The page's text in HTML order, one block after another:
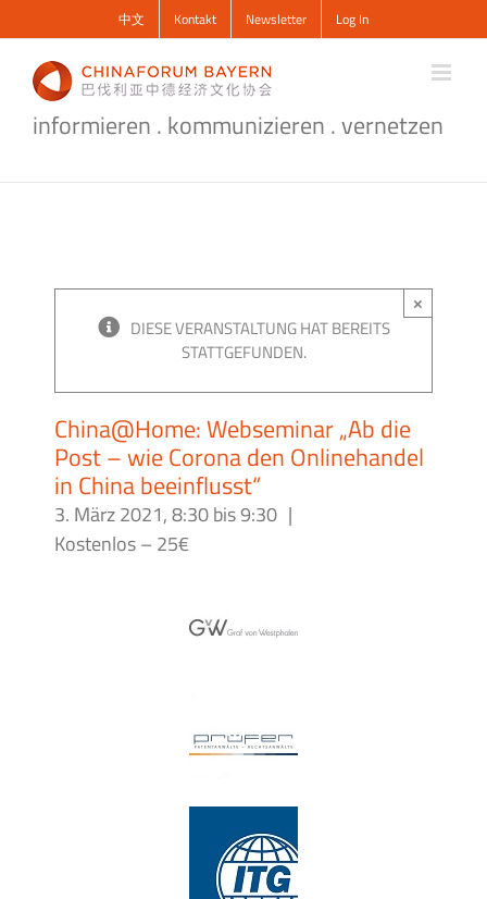
Inhalt
springen
中文 Kontakt Newsletter Log In
informieren . kommunizieren . vernetzen
×
DIESE VERANSTALTUNG HAT BEREITS
STATTGEFUNDEN.
China@Home: Webseminar „Ab die
Post – wie Corona den Onlinehandel
in China beeinflusst“
3. März 2021, 8:30bis9:30 |
Kostenlos – 25€